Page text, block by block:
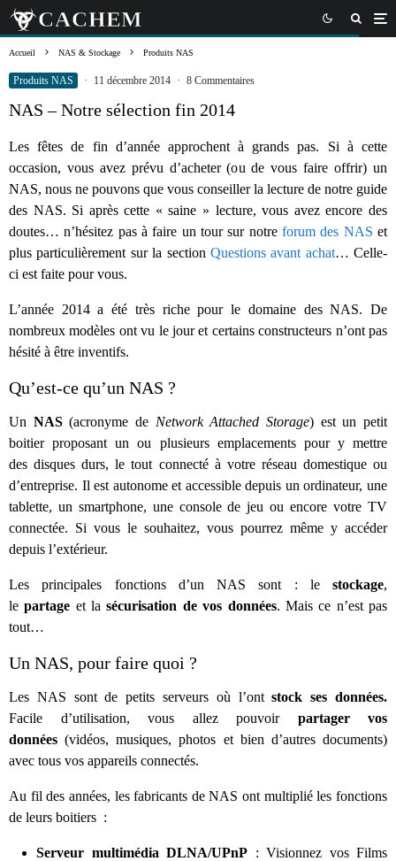
Accueil NAS & Stockage Produits NAS
Produits NAS · 11 décembre 2014 · 8 Commentaires
NAS – Notre sélection fin 2014
Les fêtes de fin d’année approchent à grands pas. Si à cette
occasion, vous avez prévu d’acheter (ou de vous faire offrir) un
NAS, nous ne pouvons que vous conseiller la lecture de notre guide
des NAS. Si après cette « saine » lecture, vous avez encore des
doutes… n’hésitez pas à faire un tour sur notre forum des NAS et
plus particulièrement sur la section Questions avant achat… Celle-
ci est faite pour vous.
L’année 2014 a été très riche pour le domaine des NAS. De
nombreux modèles ont vu le jour et certains constructeurs n’ont pas
hésité à être inventifs.
Qu’est-ce qu’un NAS ?
Un NAS(acronyme de Network Attached Storage) est un petit
boitier proposant un ou plusieurs emplacements pour y mettre
des disques durs, le tout connecté à votre réseau domestique ou
d’entreprise. Il est autonome et accessible depuis un ordinateur, une
tablette, un smartphone, une console de jeu ou encore votre TV
connectée. Si vous le souhaitez, vous pourrez même y accéder
depuis l’extérieur.
Les principales fonctions d’un NAS sont : le stockage,
lepartage et lasécurisation de vos données. Mais ce n’est pas
tout…
Un NAS, pour faire quoi ?
Les NAS sont de petits serveurs où l’ontstock ses données.
Facile d’utilisation, vous allez pouvoir partager vos
données (vidéos, musiques, photos et bien d’autres documents)
avec tous vos appareils connectés.
Au fil des années, les fabricants de NAS ont multiplié les fonctions
de leurs boitiers :
Serveur multimédia DLNA/UPnP : Visionnez vos Films